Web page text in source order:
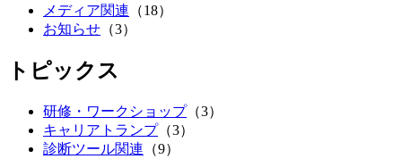
メディア関連 （18）
お知らせ （3）
トピックス
研修・ワークショップ（3）
キャリアトランプ（3）
診断ツール関連 （9）